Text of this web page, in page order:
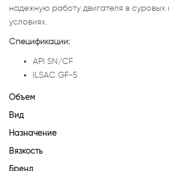
надежную работу двигателя в суровых
условиях.
Спецификации:
API SN/CF
ILSAC GF-5
Объем
Вид
Назначение
Вязкость
Бренд